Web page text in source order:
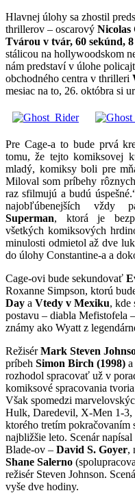
Hlavnej úlohy sa zhostil
thrillerov – oscarový Nicolas
Tvárou v tvár, 60 sekúnd,
stálicou na hollywoodskom
nám predstaví v úlohe
obchodného centra v thrilleri
mesiac na to, 26. októbra si
Pre Cage-a to bude prvá
tomu, že tejto komiksovej
mladý, komiksy boli pre
Miloval som príbehy
raz sfilmujú a budú
najobľúbenejších vždy
Superman, ktorá je
všetkých komiksových
minulosti odmietol až dve
do úlohy Constantine-a a
Cage-ovi bude sekundovať
Roxanne Simpson, ktorú
Day a Vtedy v Mexiku, kde
postavu – diabla Mefistofela
známy ako Wyatt z
RežisérMark Steven
príbeh Simon Birch (1998)
rozhodol spracovať už v
komiksové spracovania
Však spomedzi
Hulk, Daredevil, X-Men 1-3,
ktorého tretím
najbližšie leto. Scenár
Blade-ov – David S. Goyer,
Shane Salerno
režisér Steven Johnson.
vyše dve hodiny.